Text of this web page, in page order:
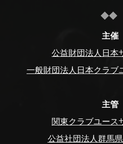
主催
公益財団法人日本
一般財団法人日本クラブ
主管
関東クラブユース
公益社団法人群馬